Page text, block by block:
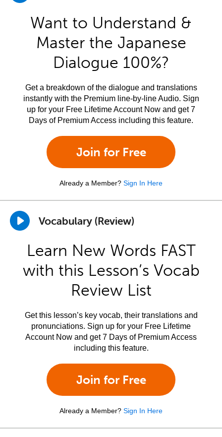
Want to Understand &
Master the Japanese
Dialogue 100%?
Get a breakdown of the dialogue and translations
instantly with the Premium line-by-line Audio. Sign
up for your Free Lifetime Account Now and get 7
Days of Premium Access including this feature.
Join for Free
Already a Member? Sign In Here
Vocabulary (Review)
Learn New Words FAST
with this Lesson’s Vocab
Review List
Get this lesson’s key vocab, their translations and
pronunciations. Sign up for your Free Lifetime
Account Now and get 7 Days of Premium Access
including this feature.
Join for Free
Already a Member? Sign In Here